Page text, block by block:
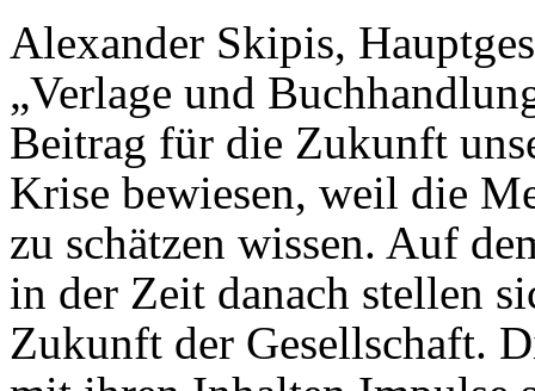
Alexander Skipis,
„Verlage und
Beitrag für die Zukunft
Krise bewiesen, weil die
zu schätzen wissen. Auf
in der Zeit danach stellen
Zukunft der Gesellschaft.